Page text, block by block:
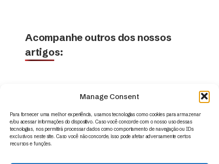
Manage Consent
Para fornecer uma melhor experiência, usamos tecnologias como cookies para armazenar
e/ou acessar informações do dispositivo. Caso você concorde com o nosso uso dessas
tecnologias, nos permitirá processar dados como comportamento de navegação ou IDs
exclusivos neste site. Caso você não concorde, isso pode afetar adversamente certos
recursos e funções.
Acompanhe outros dos nossos
artigos: